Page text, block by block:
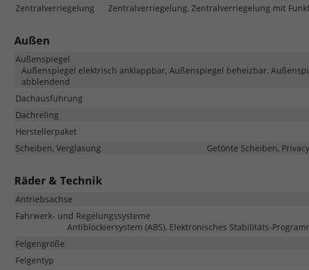
Zentralverriegelung
Zentralverriegelung, Zentralverriegelung mit
Außen
Außenspiegel
Außenspiegel elektrisch anklappbar, Außenspiegel beheizbar,
abblendend
Dachausführung
Dachreling
Herstellerpaket
Scheiben, Verglasung
Getönte Scheiben,
Räder & Technik
Antriebsachse
Fahrwerk- und Regelungssysteme
Antiblockiersystem (ABS), Elektronisches Stabilitäts-
Felgengröße
Felgentyp